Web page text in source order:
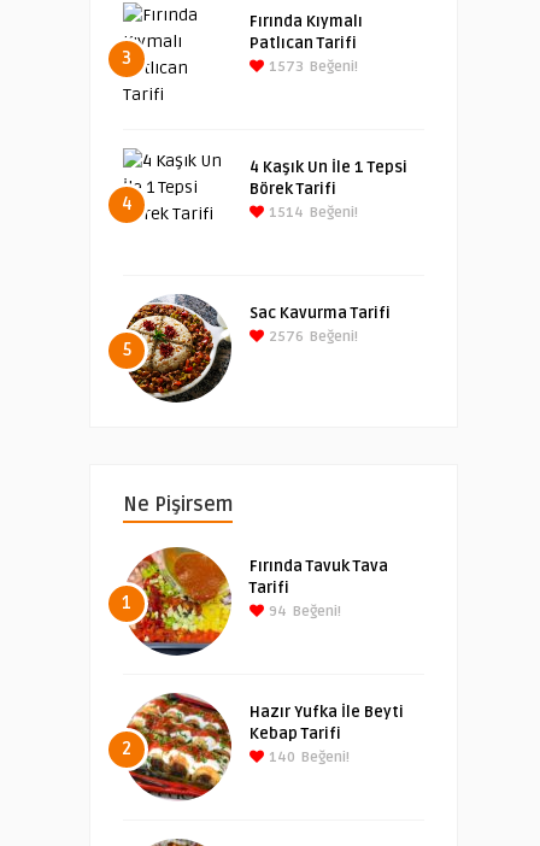
3
Fırında Kıymalı
Patlıcan Tarifi
1573 Beğeni!
4
4 Kaşık Un İle 1 Tepsi
Börek Tarifi
1514 Beğeni!
5
Sac Kavurma Tarifi
2576 Beğeni!
Ne Pişirsem
1
Fırında Tavuk Tava
Tarifi
94 Beğeni!
2
Hazır Yufka İle Beyti
Kebap Tarifi
140 Beğeni!